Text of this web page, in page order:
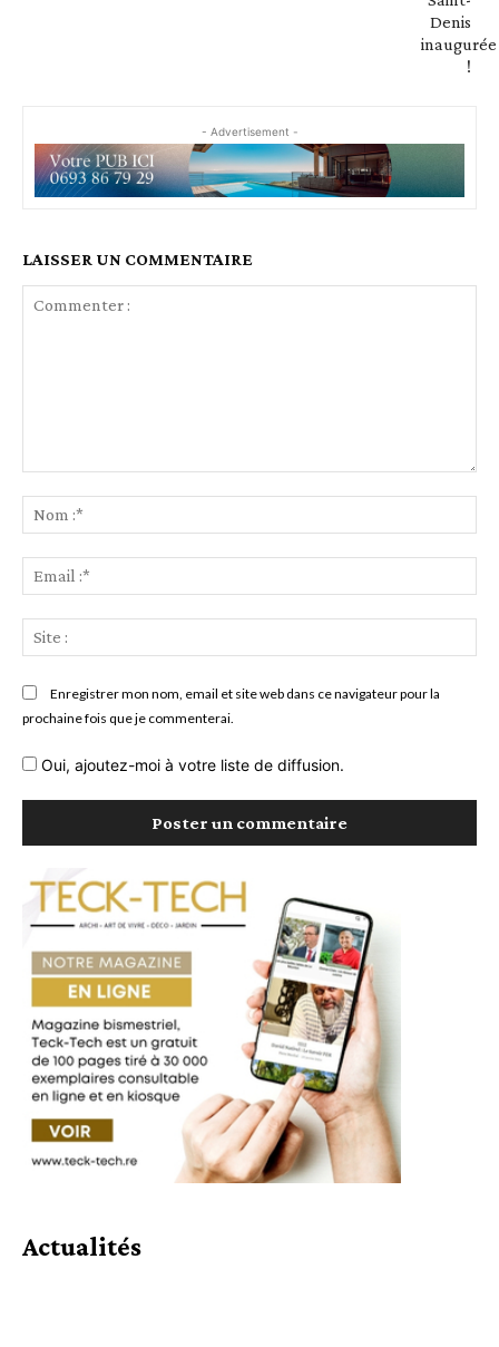
- Advertisement -
LAISSER UN COMMENTAIRE
:*
:*
:
Enregistrer mon nom, email et site web dans ce navigateur pour la
prochaine fois que je commenterai.
Oui, ajoutez-moi à votre liste de diffusion.
Actualités